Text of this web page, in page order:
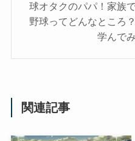
球オタクのパパ！家族
野球ってどんなところ
学んで
関連記事